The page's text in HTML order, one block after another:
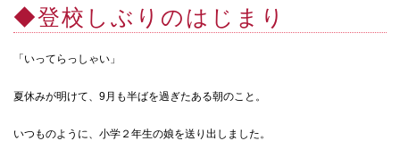
◆登校しぶりのはじまり
「いってらっしゃい」
夏休みが明けて、9月も半ばを過ぎたある朝のこと。
いつものように、小学２年生の娘を送り出しました。